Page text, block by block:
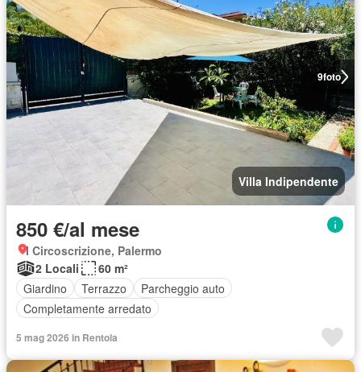
9foto
Villa Indipendente
850 €/al mese
I Circoscrizione, Palermo
2 Locali
60 m²
Giardino
Terrazzo
Parcheggio auto
Completamente arredato
5 mag 2026 in Rentola